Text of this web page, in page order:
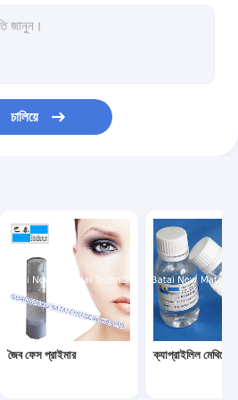
চালিয়ে
জৈব ফেস প্রাইমার ক্যাপ্রাইলিল মেথিকোন